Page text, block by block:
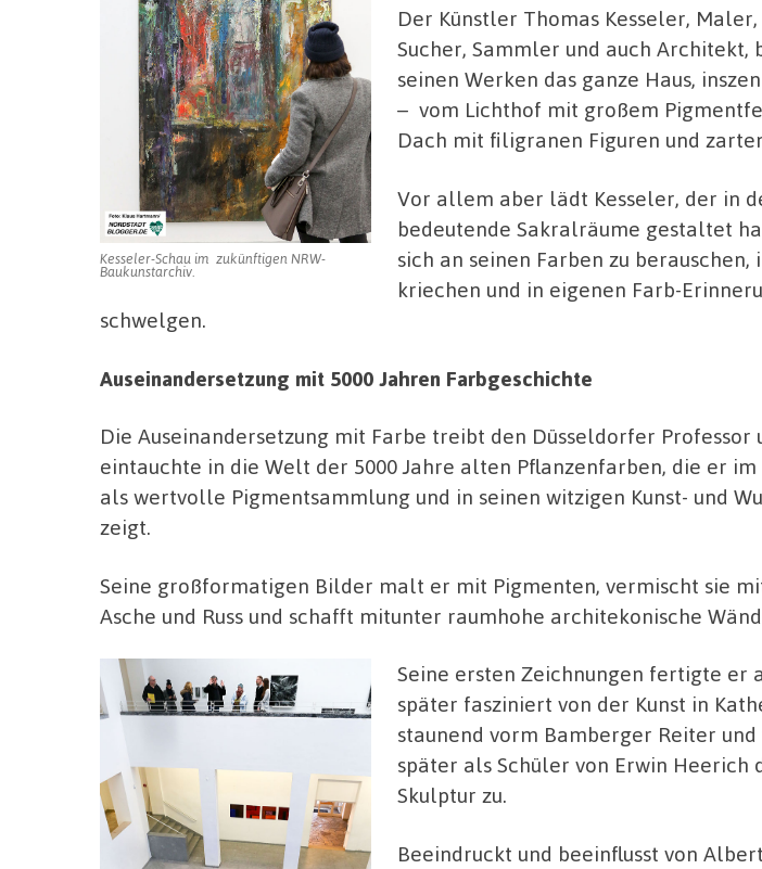
Kesseler-Schau im zukünftigen NRW-
Baukunstarchiv.
Der Künstler Thomas Kesseler,
Sucher, Sammler und auch Architekt,
seinen Werken das ganze Haus,
– vom Lichthof mit großem
Dach mit filigranen Figuren und
Vor allem aber lädt Kesseler, der in
bedeutende Sakralräume gestaltet
sich an seinen Farben zu berauschen,
kriechen und in eigenen Farb-
schwelgen.
Auseinandersetzung mit 5000 Jahren Farbgeschichte
Die Auseinandersetzung mit Farbe treibt den Düsseldorfer Professor
eintauchte in die Welt der 5000 Jahre alten Pflanzenfarben, die er
als wertvolle Pigmentsammlung und in seinen witzigen Kunst- und
zeigt.
Seine großformatigen Bilder malt er mit Pigmenten, vermischt sie
Asche und Russ und schafft mitunter raumhohe architekonische
Seine ersten Zeichnungen fertigte er
später fasziniert von der Kunst in
staunend vorm Bamberger Reiter
später als Schüler von Erwin Heerich
Skulptur zu.
Beeindruckt und beeinflusst von